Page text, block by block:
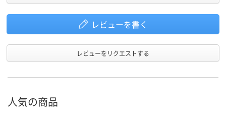
レビューを書く
レビューをリクエストする
人気の商品